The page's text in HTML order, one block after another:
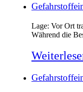
Lage: Vor Ort
Während die